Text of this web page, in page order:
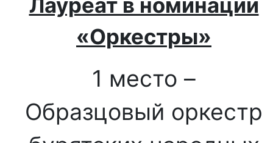
«Оркестры»
1 место –
Образцовый оркестр